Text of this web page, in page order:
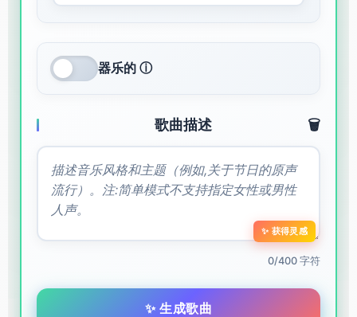
器乐的 ⓘ
歌曲描述 🗑️
✨ 获得灵感
0/400 字符
✨ 生成歌曲